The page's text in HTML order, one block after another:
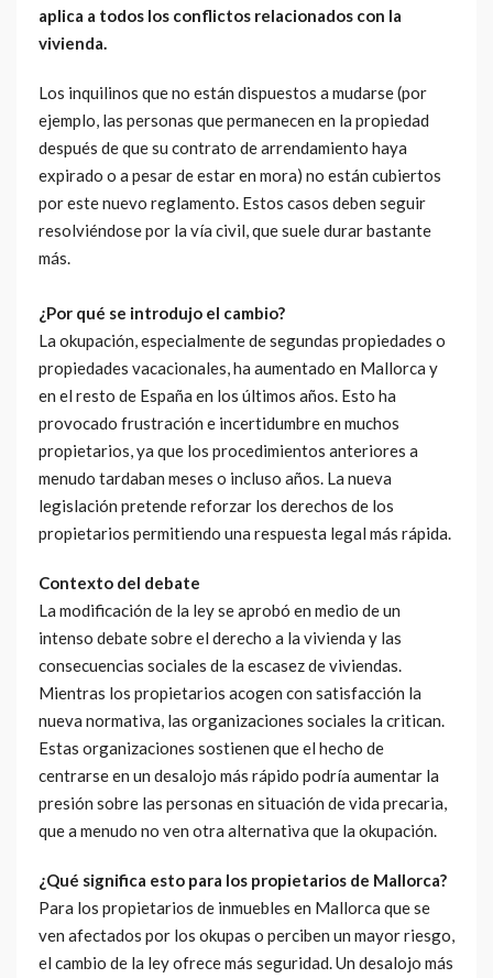
aplica a todos los conflictos relacionados con la
vivienda.
Los inquilinos que no están dispuestos a mudarse (por
ejemplo, las personas que permanecen en la propiedad
después de que su contrato de arrendamiento haya
expirado o a pesar de estar en mora) no están cubiertos
por este nuevo reglamento. Estos casos deben seguir
resolviéndose por la vía civil, que suele durar bastante
más.
¿Por qué se introdujo el cambio?
La okupación, especialmente de segundas propiedades o
propiedades vacacionales, ha aumentado en Mallorca y
en el resto de España en los últimos años. Esto ha
provocado frustración e incertidumbre en muchos
propietarios, ya que los procedimientos anteriores a
menudo tardaban meses o incluso años. La nueva
legislación pretende reforzar los derechos de los
propietarios permitiendo una respuesta legal más rápida.
Contexto del debate
La modificación de la ley se aprobó en medio de un
intenso debate sobre el derecho a la vivienda y las
consecuencias sociales de la escasez de viviendas.
Mientras los propietarios acogen con satisfacción la
nueva normativa, las organizaciones sociales la critican.
Estas organizaciones sostienen que el hecho de
centrarse en un desalojo más rápido podría aumentar la
presión sobre las personas en situación de vida precaria,
que a menudo no ven otra alternativa que la okupación.
¿Qué significa esto para los propietarios de Mallorca?
Para los propietarios de inmuebles en Mallorca que se
ven afectados por los okupas o perciben un mayor riesgo,
el cambio de la ley ofrece más seguridad. Un desalojo más